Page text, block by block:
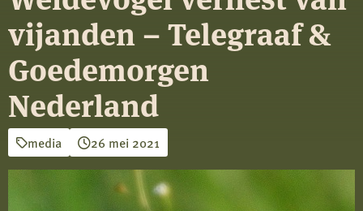
vijanden – Telegraaf &
Goedemorgen
Nederland
media 26 mei 2021